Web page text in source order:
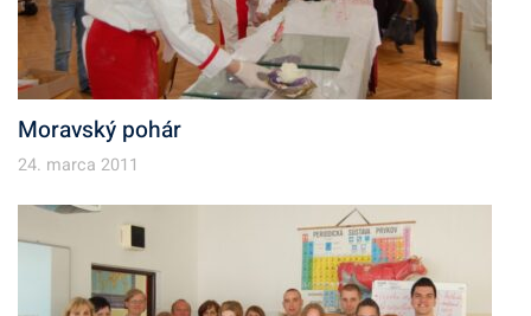
Moravský pohár
24. marca 2011